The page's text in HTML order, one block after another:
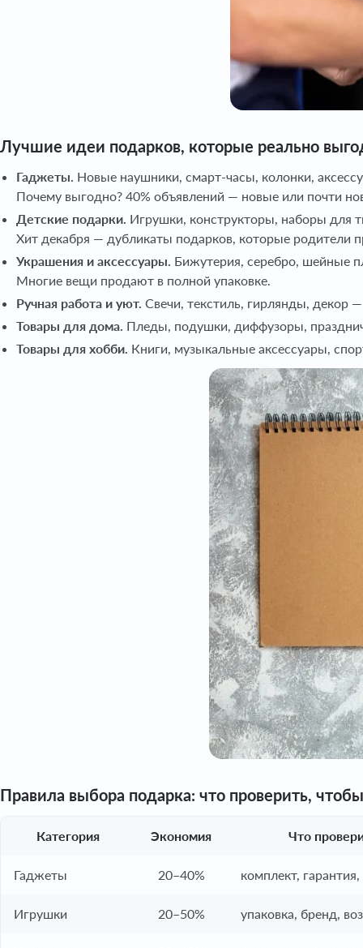
Лучшие идеи подарков, которые реально
Гаджеты. Новые наушники, смарт-часы, колонки,
Почему выгодно? 40% объявлений — новые или почти
Детские подарки. Игрушки, конструкторы, наборы для
Хит декабря — дубликаты подарков, которые
Украшения и аксессуары. Бижутерия, серебро, шейные
Многие вещи продают в полной упаковке.
Ручная работа и уют. Свечи, текстиль, гирлянды, декор
Товары для дома. Пледы, подушки, диффузоры,
Товары для хобби. Книги, музыкальные аксессуары,
Правила выбора подарка: что проверить,
Категория Экономия Что
Гаджеты 20–40% комплект,
Игрушки 20–50% упаковка, бренд,